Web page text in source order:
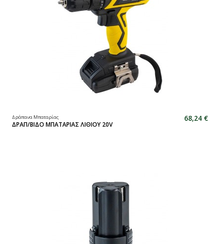
Δράπανα Μπαταρίας
ΔΡΑΠ/ΒΙΔΟ ΜΠΑΤΑΡΙΑΣ ΛΙΘΙΟΥ 20V
68,24 €